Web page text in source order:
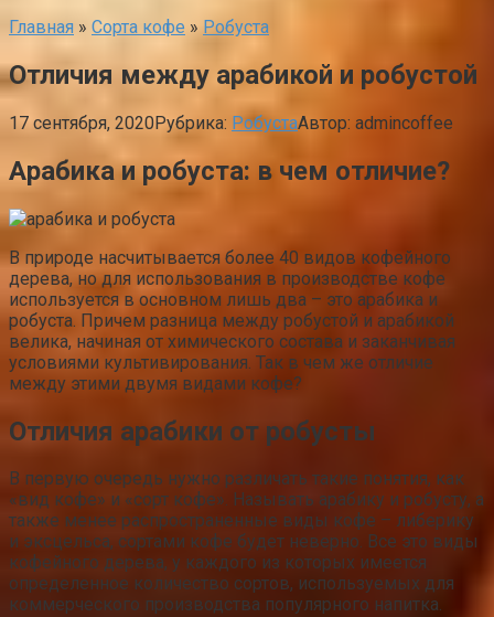
Главная » Сорта кофе » Робуста
Отличия между арабикой и робустой
17 сентября, 2020Рубрика: РобустаАвтор: admincoffee
Арабика и робуста: в чем отличие?
В природе насчитывается более 40 видов кофейного
дерева, но для использования в производстве кофе
используется в основном лишь два – это арабика и
робуста. Причем разница между робустой и арабикой
велика, начиная от химического состава и заканчивая
условиями культивирования. Так в чем же отличие
между этими двумя видами кофе?
Отличия арабики от робусты
В первую очередь нужно различать такие понятия, как
«вид кофе» и «сорт кофе». Называть арабику и робусту, а
также менее распространенные виды кофе – либерику
и эксцельса, сортами кофе будет неверно. Все это виды
кофейного дерева, у каждого из которых имеется
определенное количество сортов, используемых для
коммерческого производства популярного напитка.